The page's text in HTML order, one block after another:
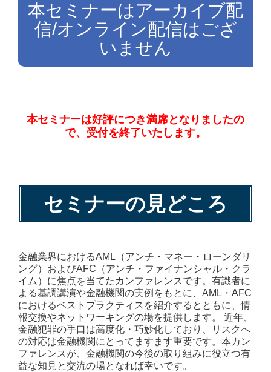
本セミナーはアーカイブ配
信/オンライン配信はござ
いません
本セミナーは好評につき満席となりましたの
で、受付を終了いたします。
セミナーの見どころ
金融業界におけるAML（アンチ・マネー・ローンダリ
ング）およびAFC（アンチ・ファイナンシャル・クラ
イム）に焦点を当てたカンファレンスです。有識者に
よる基調講演や金融機関の実例をもとに、AML・AFC
におけるベストプラクティスを紹介するとともに、情
報交換やネットワーキングの場を提供します。 近年、
金融犯罪の手口は高度化・巧妙化しており、リスクへ
の対応は金融機関にとってますます重要です。本カン
ファレンスが、金融機関の今後の取り組みに役立つ有
益な知見と交流の場となれば幸いです。